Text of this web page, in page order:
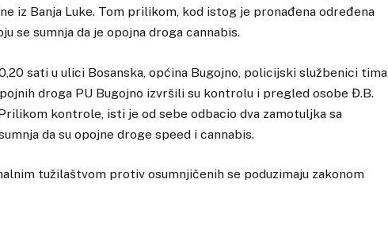
iz Banja Luke. Tom prilikom, kod istog je pronađena određena
se sumnja da je opojna droga cannabis.
sati u ulici Bosanska, općina Bugojno, policijski službenici tima
droga PU Bugojno izvršili su kontrolu i pregled osobe Đ.B.
kontrole, isti je od sebe odbacio dva zamotuljka sa
da su opojne droge speed i cannabis.
tužilaštvom protiv osumnjičenih se poduzimaju zakonom